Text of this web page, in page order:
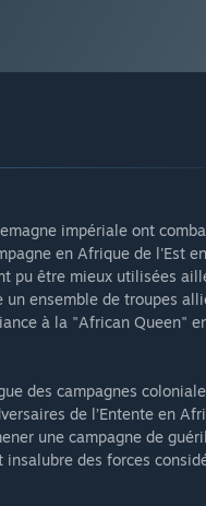
impériale ont
en Afrique de l'Est
pu être mieux utilisées
ensemble de troupes
à la "African Queen"
des campagnes
de l’Entente en
une campagne de
des forces